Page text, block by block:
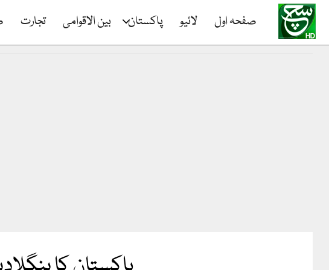
صفحہ اول لائیو پاکستان بین الاقوامی تجارت